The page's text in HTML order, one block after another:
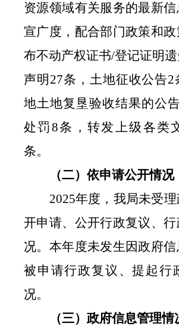
资源领域有关服务的最新
宣广度，配合部门政策和
布不动产权证书/登记证明遗
声明 27条，土地征收公告2
地土地复垦验收结果的公
处罚8条，转发上级各类
条。
（二）依申请公开情况
2025年度，我局未受
开申请、公开行政复议、
况。本年度未发生因政府
被申请行政复议、提起行
况。
（三）政府信息管理情